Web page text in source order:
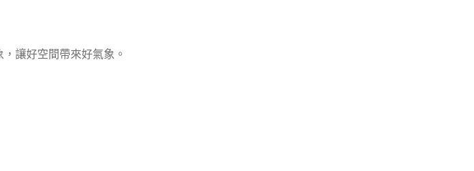
讓好空間帶來好氣象。